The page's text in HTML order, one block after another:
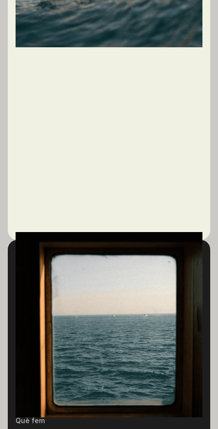
transformació de la teva organització.
PARLEM DEL TEU CAS
Governem la tecnologia perquè el teu negoci
avanci amb un rumb clar. Criteri. Control.
Direcció.
C/ Roger de Llúria, 118, 3-1, 08037 Barcelona
hola@soolvers.com
Què fem